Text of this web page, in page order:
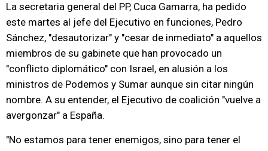
La secretaria general del PP, Cuca Gamarra, ha pedido
este martes al jefe del Ejecutivo en funciones, Pedro
Sánchez, "desautorizar" y "cesar de inmediato" a aquellos
miembros de su gabinete que han provocado un
"conflicto diplomático" con Israel, en alusión a los
ministros de Podemos y Sumar aunque sin citar ningún
nombre. A su entender, el Ejecutivo de coalición "vuelve a
avergonzar" a España.
"No estamos para tener enemigos, sino para tener el